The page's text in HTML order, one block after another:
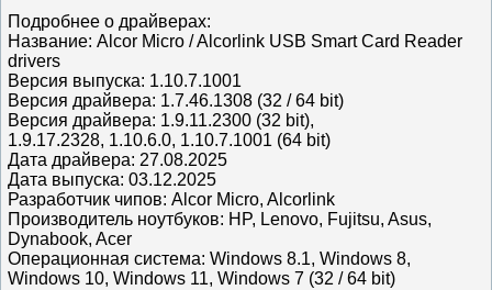
Подробнее о драйверах:
Название: Alcor Micro / Alcorlink USB Smart Card Reader
drivers
Версия выпуска: 1.10.7.1001
Версия драйвера: 1.7.46.1308 (32 / 64 bit)
Версия драйвера: 1.9.11.2300 (32 bit),
1.9.17.2328, 1.10.6.0, 1.10.7.1001 (64 bit)
Дата драйвера: 27.08.2025
Дата выпуска: 03.12.2025
Разработчик чипов: Alcor Micro, Alcorlink
Производитель ноутбуков: HP, Lenovo, Fujitsu, Asus,
Dynabook, Acer
Операционная система: Windows 8.1, Windows 8,
Windows 10, Windows 11, Windows 7 (32 / 64 bit)